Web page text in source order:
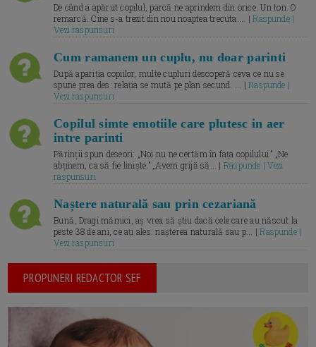
De când a apărut copilul, parcă ne aprindem din orice. Un ton. O
remarcă. Cine s-a trezit din nou noaptea trecuta.... |Raspunde |
Vezi raspunsuri
Cum ramanem un cuplu, nu doar parinti
După apariția copiilor, multe cupluri descoperă ceva ce nu se
spune prea des: relația se mută pe plan secund. ... |Raspunde |
Vezi raspunsuri
Copilul simte emotiile care plutesc in aer
intre parinti
Părinții spun deseori: „Noi nu ne certăm în fața copilului.” „Ne
abținem, ca să fie liniște.” „Avem grijă să... | Raspunde | Vezi
raspunsuri
Naștere naturală sau prin cezariană
Bună, Dragi mămici, aș vrea să știu dacă cele care au născut la
peste 38 de ani, ce ați ales: nașterea naturală sau p... |Raspunde |
Vezi raspunsuri
PROPUNERI REDACTOR SEF